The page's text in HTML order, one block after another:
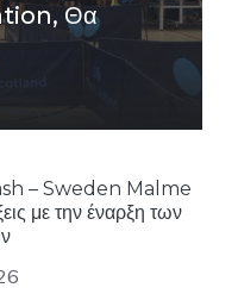
Θα
– Sweden Malme
με την έναρξη των